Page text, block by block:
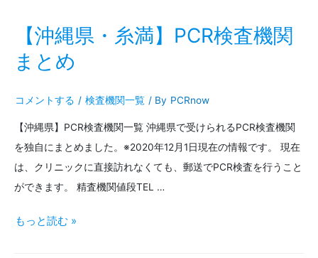
戸・
芦
PCR
検
査
機
【沖縄県・糸満】PCR検査機関
まとめ
コメントする / 検査機関一覧 / By PCRnow
【沖縄県】PCR検査機関一覧 沖縄県で受けられるPCR検査機関
を独自にまとめました。※2020年12月1日現在の情報です。 現在
は、クリニックに直接訪れなくても、郵送でPCR検査を行うこと
ができます。 精査機関値段TEL …
【沖
もっと読む »